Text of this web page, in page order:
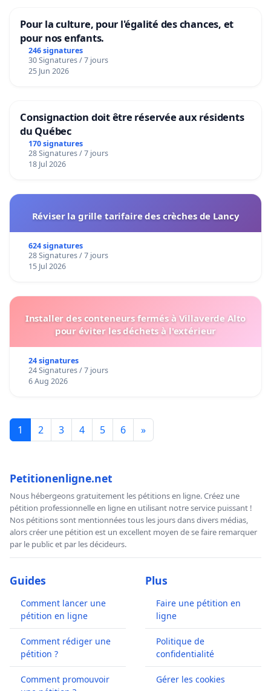
Pour la culture, pour l'égalité des chances, et
pour nos enfants.
246 signatures
30 Signatures / 7 jours
25 Jun 2026
Consignaction doit être réservée aux résidents
du Québec
170 signatures
28 Signatures / 7 jours
18 Jul 2026
Réviser la grille tarifaire des crèches de Lancy
624 signatures
28 Signatures / 7 jours
15 Jul 2026
Installer des conteneurs fermés à Villaverde Alto
pour éviter les déchets à l'extérieur
24 signatures
24 Signatures / 7 jours
6 Aug 2026
1 2 3 4 5 6 »
Petitionenligne.net
Nous hébergeons gratuitement les pétitions en ligne. Créez une
pétition professionnelle en ligne en utilisant notre service puissant !
Nos pétitions sont mentionnées tous les jours dans divers médias,
alors créer une pétition est un excellent moyen de se faire remarquer
par le public et par les décideurs.
Guides
Comment lancer une
pétition en ligne
Comment rédiger une
pétition ?
Comment promouvoir
Plus
Faire une pétition en
ligne
Politique de
confidentialité
Gérer les cookies